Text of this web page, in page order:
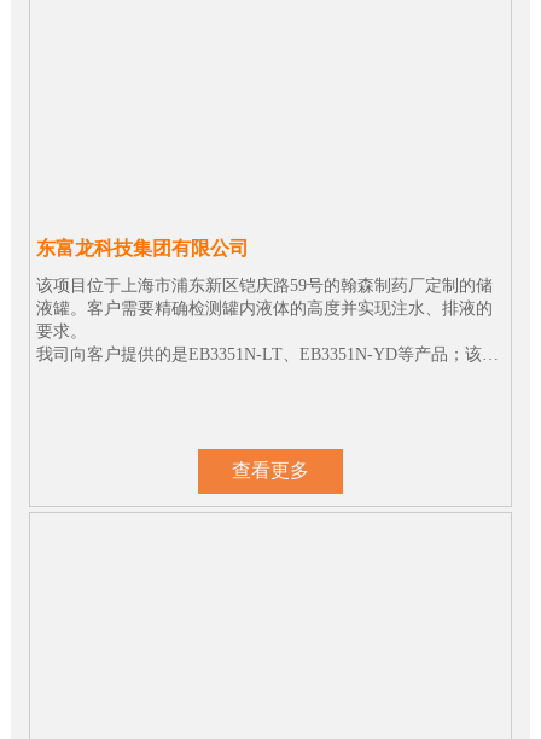
东富龙科技集团有限公司
该项目位于上海市浦东新区铠庆路59号的翰森制药厂定制的储
液罐。客户需要精确检测罐内液体的高度并实现注水、排液的
要求。
我司向客户提供的是EB3351N-LT、EB3351N-YD等产品；该产
查看更多